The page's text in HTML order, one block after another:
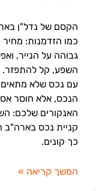
הקסם של נדל"ן
כמו הזדמנות: מחיר
גבוהה על הנייר,
השפע, קל להתפזר.
עם נכס שלא
הנכס, אלא חוסר
האנקורים שלכם:
קניית נכס בארה"ב
כך קונים.
המשך קריאה »